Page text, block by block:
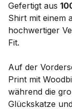
Gefertigt aus
Shirt mit einem
hochwertiger
Fit.
Auf der
Print mit
während die
Glückskatze